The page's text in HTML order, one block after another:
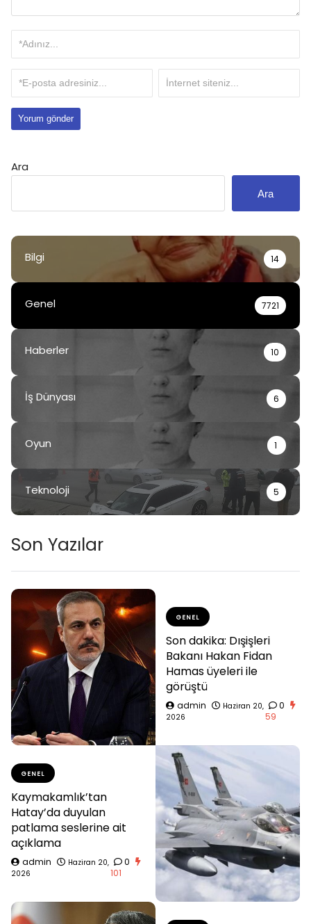
Ara
Ara
Bilgi 14
Genel 7721
Haberler 10
İş Dünyası 6
Oyun 1
Teknoloji 5
Son Yazılar
GENEL
Son dakika: Dışişleri
Bakanı Hakan Fidan
Hamas üyeleri ile
görüştü
admin
Haziran 20,
2026
0
59
GENEL
Kaymakamlık’tan
Hatay’da duyulan
patlama seslerine ait
açıklama
admin
Haziran 20,
2026
0
101